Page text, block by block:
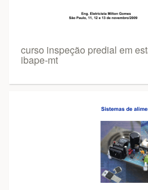
curso inspeção predial em
ibape-mt